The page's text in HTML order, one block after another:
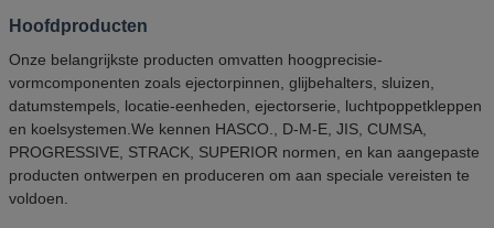
Hoofdproducten
Onze belangrijkste producten omvatten hoogprecisie-
vormcomponenten zoals ejectorpinnen, glijbehalters, sluizen,
datumstempels, locatie-eenheden, ejectorserie, luchtpoppetkleppen
en koelsystemen.We kennen HASCO., D-M-E, JIS, CUMSA,
PROGRESSIVE, STRACK, SUPERIOR normen, en kan aangepaste
producten ontwerpen en produceren om aan speciale vereisten te
voldoen.